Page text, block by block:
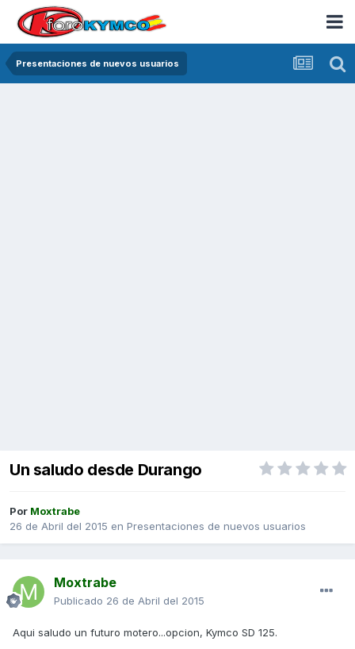
Presentaciones de nuevos usuarios
Un saludo desde Durango
Por Moxtrabe
26 de Abril del 2015 en Presentaciones de nuevos usuarios
Moxtrabe
Publicado 26 de Abril del 2015
Aqui saludo un futuro motero...opcion, Kymco SD 125.